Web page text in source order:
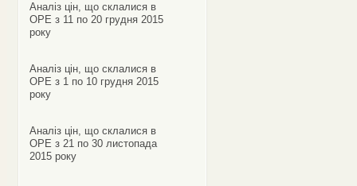
Аналіз цін, що склалися в
ОРЕ з 11 по 20 грудня 2015
року
Аналіз цін, що склалися в
ОРЕ з 1 по 10 грудня 2015
року
Аналіз цін, що склалися в
ОРЕ з 21 по 30 листопада
2015 року